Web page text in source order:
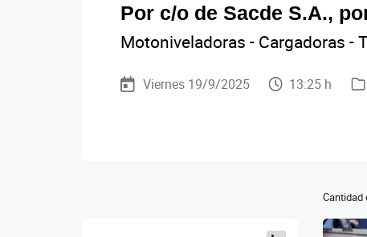
Por c/o de Sacde S.A.,
Motoniveladoras - Cargadoras -
Viernes 19/9/2025 13:25 h
Cantidad